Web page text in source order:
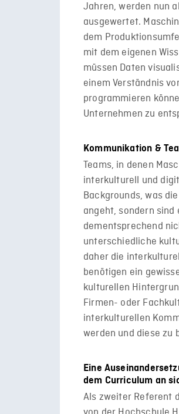
Jahren, werden nun
ausgewertet.
dem
mit dem eigenen
müssen Daten
einem Verständnis
programmieren
Unternehmen zu
Kommunikation &
Teams, in denen
interkulturell und
Backgrounds, was
angeht, sondern
dementsprechend
unterschiedliche
daher die
benötigen ein
kulturellen
Firmen- oder
interkulturellen
werden und diese zu
Eine
dem Curriculum an
Als zweiter Referent